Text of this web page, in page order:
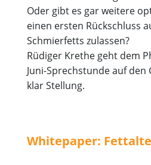
Oder gibt es gar weitere
einen ersten Rückschluss
Schmierfetts zulassen?
Rüdiger Krethe geht dem
Juni-Sprechstunde auf
klar Stellung.
Whitepaper: